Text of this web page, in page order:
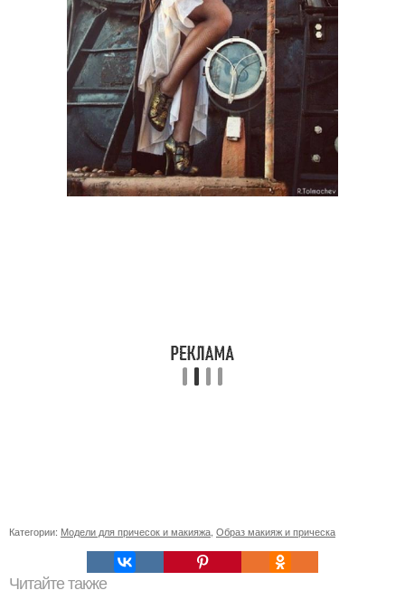
Категории: Модели для причесок и макияжа Образ макияж и прическа
Читайте также